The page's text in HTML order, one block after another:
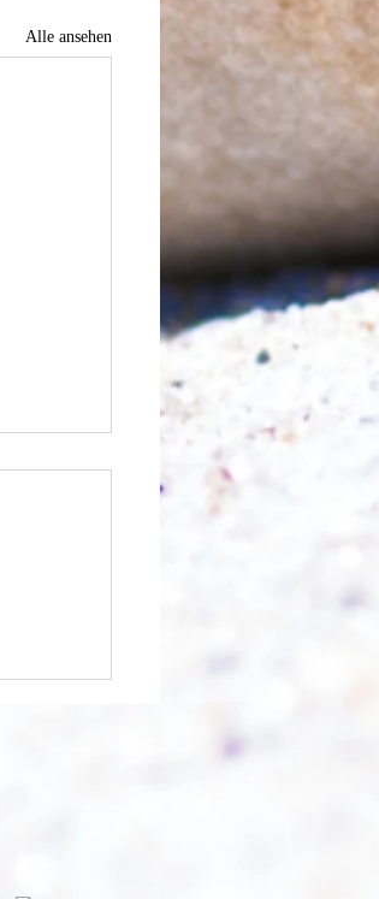
Alle ansehen